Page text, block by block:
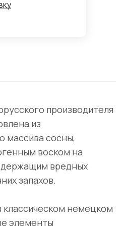
производителя
из
массива сосны,
воском на
вредных
запахов.
немецком
элементы